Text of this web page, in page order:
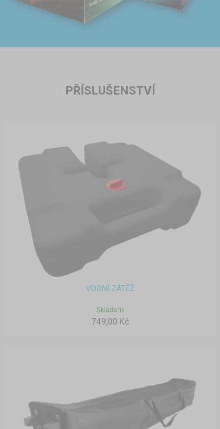
PŘÍSLUŠENSTVÍ
VODNÍ ZÁTĚŽ
Skladem
749,00 Kč